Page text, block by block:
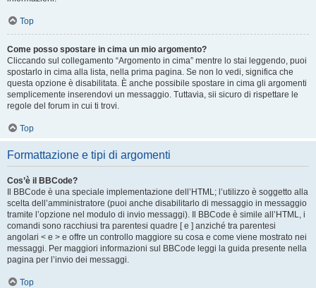
Top
Come posso spostare in cima un mio argomento?
Cliccando sul collegamento “Argomento in cima” mentre lo stai leggendo, puoi
spostarlo in cima alla lista, nella prima pagina. Se non lo vedi, significa che
questa opzione è disabilitata. È anche possibile spostare in cima gli argomenti
semplicemente inserendovi un messaggio. Tuttavia, sii sicuro di rispettare le
regole del forum in cui ti trovi.
Top
Formattazione e tipi di argomenti
Cos’è il BBCode?
Il BBCode è una speciale implementazione dell’HTML; l’utilizzo è soggetto alla
scelta dell’amministratore (puoi anche disabilitarlo di messaggio in messaggio
tramite l’opzione nel modulo di invio messaggi). Il BBCode è simile all’HTML, i
comandi sono racchiusi tra parentesi quadre [ e ] anziché tra parentesi
angolari < e > e offre un controllo maggiore su cosa e come viene mostrato nei
messaggi. Per maggiori informazioni sul BBCode leggi la guida presente nella
pagina per l’invio dei messaggi.
Top